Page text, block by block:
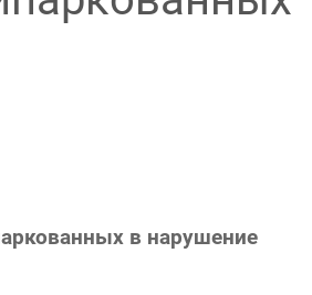
в нарушение